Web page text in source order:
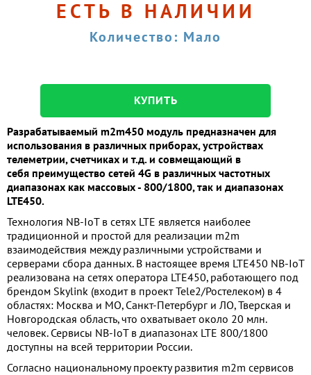
ЕСТЬ В НАЛИЧИИ
Количество: Мало
КУПИТЬ
Разрабатываемый m2m450 модуль предназначен для
использования в различных приборах, устройствах
телеметрии, счетчиках и т.д. и совмещающий в
себя преимущество сетей 4G в различных частотных
диапазонах как массовых - 800/1800, так и диапазонах
LTE450.
Технология NB-IoT в сетях LTE является наиболее
традиционной и простой для реализации m2m
взаимодействия между различными устройствами и
серверами сбора данных. В настоящее время LTE450 NB-IoT
реализована на сетях оператора LTE450, работающего под
брендом Skylink (входит в проект Tele2/Ростелеком) в 4
областях: Москва и МО, Санкт-Петербург и ЛО, Тверская и
Новгородская область, что охватывает около 20 млн.
человек. Сервисы NB-IoT в диапазонах LTE 800/1800
доступны на всей территории России.
Согласно национальному проекту развития m2m сервисов